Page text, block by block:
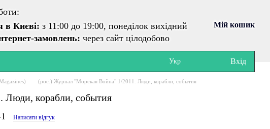
в Києві: з 11:00 до 19:00, понеділок вихідний
замовлень: через сайт цілодобово
Мій кошик
Укр Вхід
(рос.) Журнал "Морская Война" 1/2011. Люди, корабли, события
Люди, корабли, события
Написати відгук